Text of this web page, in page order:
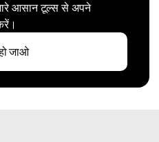
आसान टूल्स से अपने
जाओ